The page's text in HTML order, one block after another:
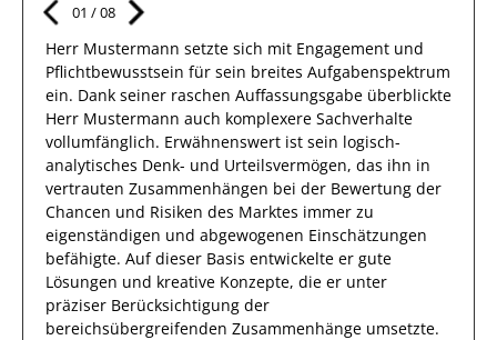
01 /08
Herr Mustermann setzte sich mit Engagement und
Pflichtbewusstsein für sein breites Aufgabenspektrum
ein. Dank seiner raschen Auffassungsgabe überblickte
Herr Mustermann auch komplexere Sachverhalte
vollumfänglich. Erwähnenswert ist sein logisch-
analytisches Denk- und Urteilsvermögen, das ihn in
vertrauten Zusammenhängen bei der Bewertung der
Chancen und Risiken des Marktes immer zu
eigenständigen und abgewogenen Einschätzungen
befähigte. Auf dieser Basis entwickelte er gute
Lösungen und kreative Konzepte, die er unter
präziser Berücksichtigung der
bereichsübergreifenden Zusammenhänge umsetzte.